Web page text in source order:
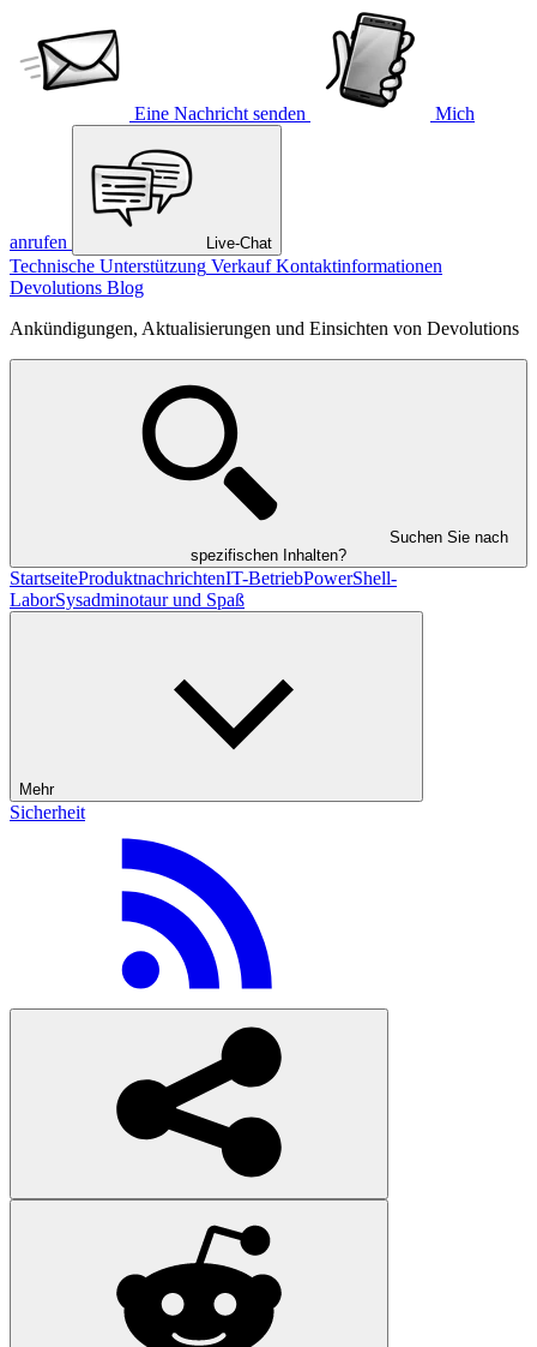
Eine Nachricht senden Mich
anrufen Live-Chat
Technische Unterstützung Verkauf Kontaktinformationen
Devolutions Blog
Ankündigungen, Aktualisierungen und Einsichten von Devolutions
Suchen Sie nach
spezifischen Inhalten?
StartseiteProduktnachrichtenIT-BetriebPowerShell-
LaborSysadminotaur und Spaß
Mehr
Sicherheit